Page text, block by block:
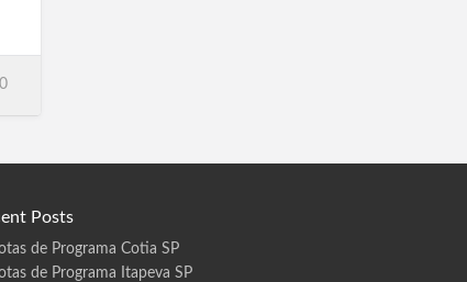
0
Posts
de Programa Cotia SP
de Programa Itapeva SP